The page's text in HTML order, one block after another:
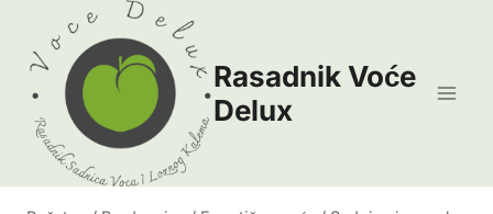
content
Rasadnik Voće
Delux